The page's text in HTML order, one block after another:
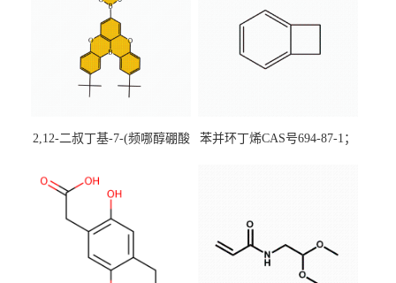
2,12-二叔丁基-7-(频哪醇硼酸
[3,2,1-de]蒽CAS号2648896-
装，实验室现货直发
苯并环丁烯CAS号694-87-1；